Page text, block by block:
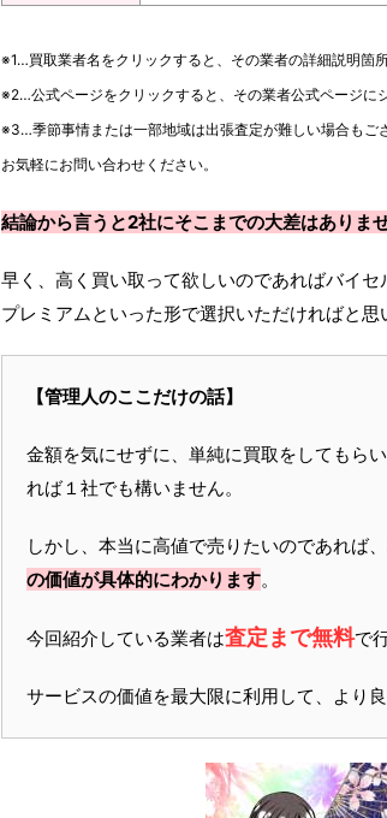
※1…買取業者名をクリックすると、その業者の詳細説明箇
※2…公式ページをクリックすると、その業者公式ページに
※3…季節事情または一部地域は出張査定が難しい場合もご
お気軽にお問い合わせください。
結論から言うと2社にそこまでの大差はありま
早く、高く買い取って欲しいのであればバイ
プレミアムといった形で選択いただければと思
【管理人のここだけの話】
金額を気にせずに、単純に買取をしてもら
れば１社でも構いません。
しかし、本当に高値で売りたいのであれば、
の価値が具体的にわかります。
今回紹介している業者は査定まで無料で
サービスの価値を最大限に利用して、より